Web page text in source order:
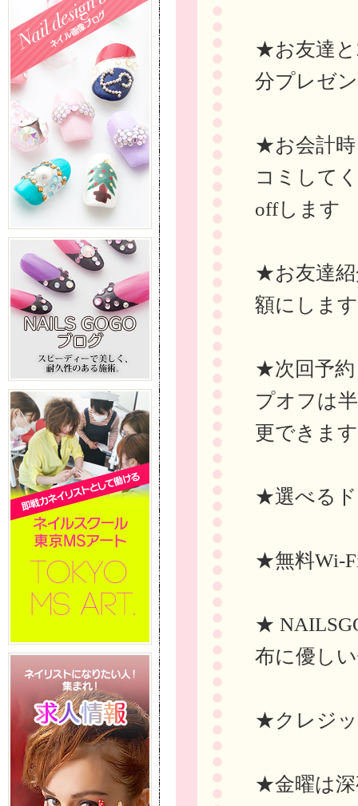
★お友達と
分プレゼ
★お会計時
コミして
offします
★お友達紹
額にしま
★次回予約
プオフは
更できま
★選べるド
★無料Wi-
★
布に優し
★クレジ
★金曜は深